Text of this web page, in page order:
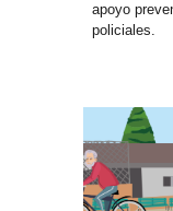
apoyo
policiales.